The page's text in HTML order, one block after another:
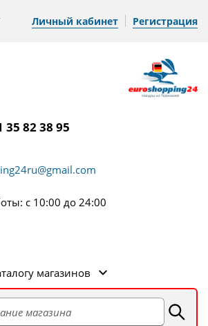
Личный кабинет Регистрация
35 82 38 95
с 10:00 до 24:00
магазинов